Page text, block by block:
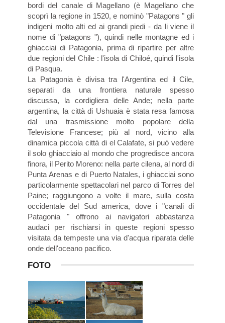
bordi del canale di Magellano (è Magellano che
scoprì la regione in 1520, e nominò "Patagons " gli
indigeni molto alti ed ai grandi piedi - da li viene il
nome di "patagons "), quindi nelle montagne ed i
ghiacciai di Patagonia, prima di ripartire per altre
due regioni del Chile : l'isola di Chiloé, quindi l'isola
di Pasqua.
La Patagonia è divisa tra l'Argentina ed il Cile,
separati da una frontiera naturale spesso
discussa, la cordigliera delle Ande; nella parte
argentina, la città di Ushuaia è stata resa famosa
dal una trasmissione molto popolare della
Televisione Francese; più al nord, vicino alla
dinamica piccola città di el Calafate, si può vedere
il solo ghiacciaio al mondo che progredisce ancora
finora, il Perito Moreno: nella parte cilena, al nord di
Punta Arenas e di Puerto Natales, i ghiacciai sono
particolarmente spettacolari nel parco di Torres del
Paine; raggiungono a volte il mare, sulla costa
occidentale del Sud america, dove i "canali di
Patagonia " offrono ai navigatori abbastanza
audaci per rischiarsi in queste regioni spesso
visitata da tempeste una via d'acqua riparata delle
onde dell'oceano pacifico.
FOTO